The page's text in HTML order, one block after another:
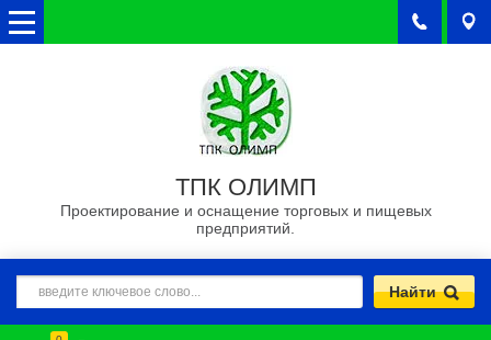
ТПК ОЛИМП
Проектирование и оснащение торговых и пищевых
предприятий.